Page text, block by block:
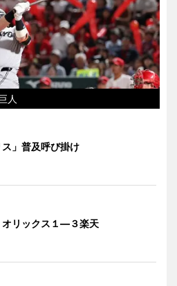
人
ス」普及呼び掛け
オリックス１―３楽天